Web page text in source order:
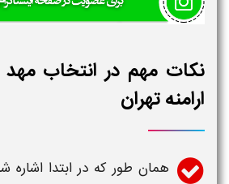
نکات مهم در انتخاب مهد
ارامنه تهران
همان طور که در ابتدا اشاره